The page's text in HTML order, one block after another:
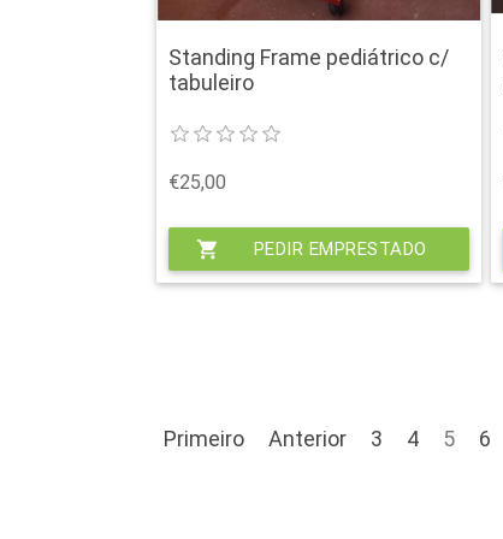
Standing Frame pediátrico c/
tabuleiro
€25,00
shopping_cart PEDIR EMPRESTADO
Primeiro Anterior 3 4 5 6